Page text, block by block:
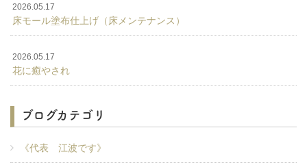
2026.05.17
床モール塗布仕上げ（床メンテナンス）
2026.05.17
花に癒やされ
ブログカテゴリ
《代表 江波です》